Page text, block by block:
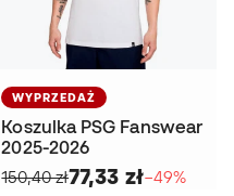
WYPRZEDAŻ
Koszulka PSG Fanswear
2025-2026
150,40 zł77,33 zł−49%